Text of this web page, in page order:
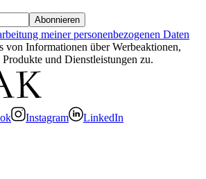
Abonnieren
meiner personenbezogenen Daten
von Informationen über Werbeaktionen,
und Dienstleistungen zu.
Instagram LinkedIn